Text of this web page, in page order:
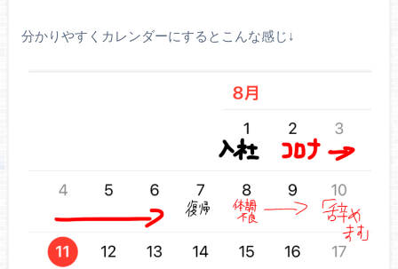
分かりやすくカレンダーにするとこんな感じ↓